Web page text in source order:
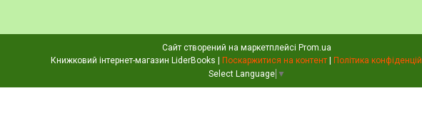
Сайт створений на маркетплейсі Prom.ua
Поскаржитися на контент
Політика
Select Language ▼